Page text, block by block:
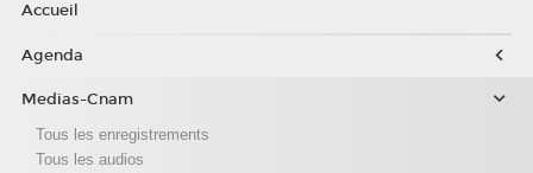
Accueil
Agenda
Medias-Cnam
Tous les enregistrements
Tous les audios